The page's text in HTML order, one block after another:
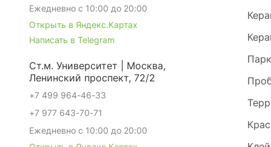
Ежедневно с 10:00 до 20:00
Открыть в Яндекс.Картах
Написать в Telegram
Ст.м. Университет | Москва,
Ленинский проспект, 72/2
+7 499 964-46-33
+7 977 643-70-71
Ежедневно с 10:00 до 20:00